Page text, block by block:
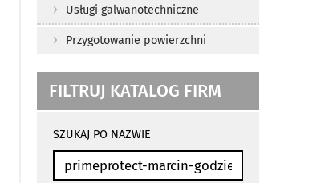
Usługi galwanotechniczne
Przygotowanie powierzchni
FILTRUJ KATALOG FIRM
wyszukiwania
automatycznie
SZUKAJ PO NAZWIE